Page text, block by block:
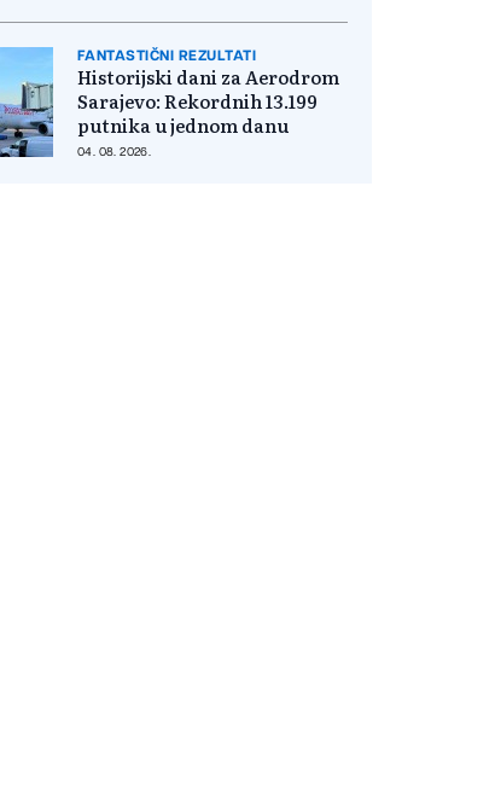
FANTASTIČNI REZULTATI
Historijski dani za Aerodrom
Sarajevo: Rekordnih 13.199
putnika u jednom danu
04. 08. 2026.